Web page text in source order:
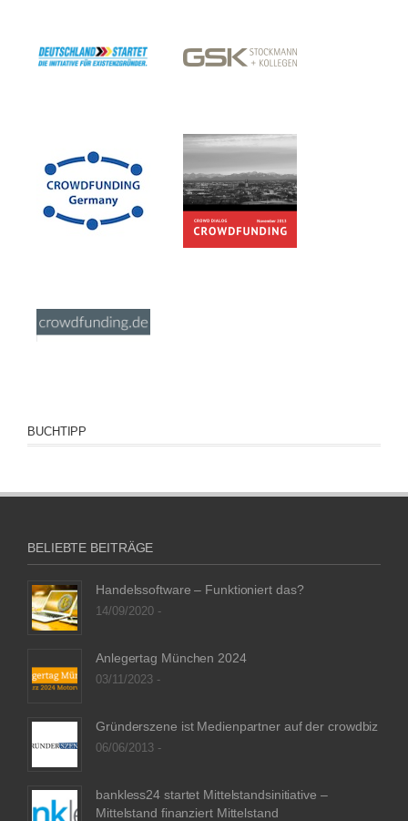
BUCHTIPP
BELIEBTE BEITRÄGE
Handelssoftware – Funktioniert das?
14/09/2020 -
Anlegertag München 2024
03/11/2023 -
Gründerszene ist Medienpartner auf der crowdbiz
06/06/2013 -
bankless24 startet Mittelstandsinitiative –
Mittelstand finanziert Mittelstand